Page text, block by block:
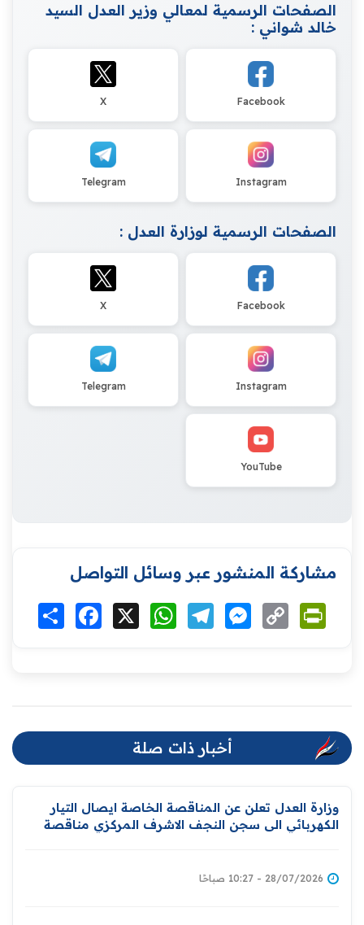
الصفحات الرسمية لمعالي وزير العدل السيد
خالد شواني :
Facebook
X
Instagram
Telegram
الصفحات الرسمية لوزارة العدل :
Facebook
X
Instagram
Telegram
YouTube
مشاركة المنشور عبر وسائل التواصل
انشر Facebook WhatsAppTelegramMessenger
Copy
Link
أخبار ذات صلة
وزارة العدل تعلن عن المناقصة الخاصة ايصال التيار
الكهربائي الى سجن النجف الاشرف المركزي مناقصة
28/07/2026 - 10:27 صباحًا